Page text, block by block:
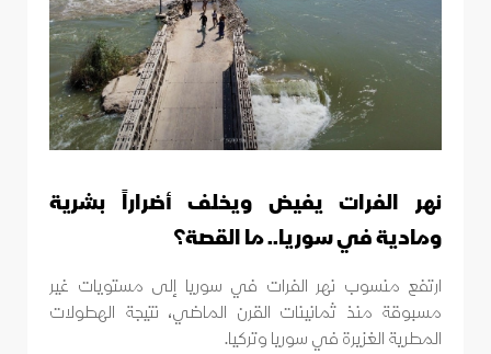
نهر الفرات يفيض ويخلف أضراراً بشرية
ومادية في سوريا.. ما القصة؟
ارتفع منسوب نهر الفرات في سوريا إلى مستويات غير
مسبوقة منذ ثمانينات القرن الماضي، نتيجة الهطولات
المطرية الغزيرة في سوريا وتركيا.